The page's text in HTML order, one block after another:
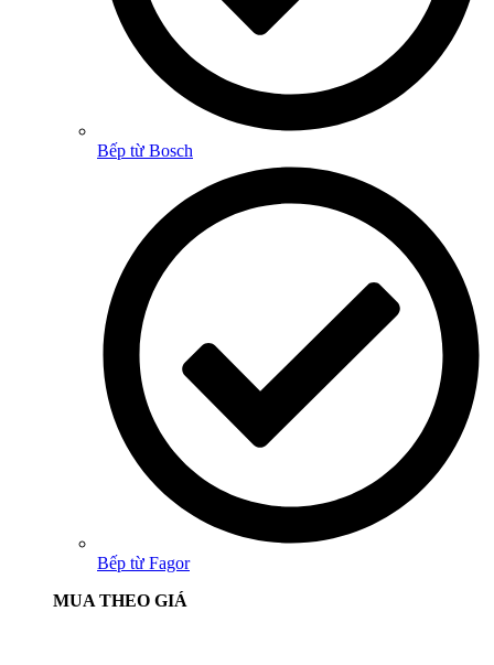
Bếp từ Bosch
Bếp từ Fagor
MUA THEO GIÁ